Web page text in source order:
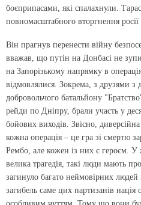
боєприпасами, які спалахнули.
повномасштабного вторгнення
Він прагнув перенести війну
вважав, що путін на Донбасі не
на Запорізькому напрямку в
відмовлялися. Зокрема, з друзями з
добровольчого батальйону
рейди по Дніпру, брали участь у
бойових виходів. Звісно,
кожна операція – це гра зі смертю
Рембо, але кожен із них є героєм. У
велика трагедія, такі люди мають
загинуло багато неймовірних людей
загибель саме цих партизанів